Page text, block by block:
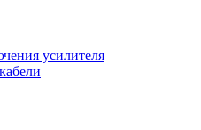
усилителя